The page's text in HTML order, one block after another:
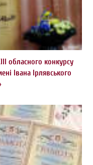
обласного конкурсу
Івана Ірлявського